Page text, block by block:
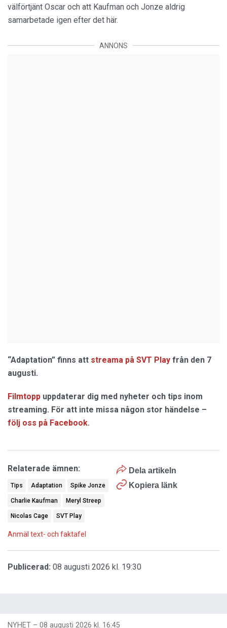
välförtjänt Oscar och att Kaufman och Jonze aldrig
samarbetade igen efter det här.
ANNONS
“Adaptation” finns att streama på SVT Play från den 7
augusti.
Filmtopp uppdaterar dig med nyheter och tips inom
streaming. För att inte missa någon stor händelse –
följ oss på Facebook.
Dela artikeln
Kopiera länk
Relaterade ämnen:
Tips Adaptation Spike Jonze
Charlie Kaufman Meryl Streep
Nicolas Cage SVT Play
Anmäl text- och faktafel
Publicerad: 08 augusti 2026 kl. 19:30
NYHET – 08 augusti 2026 kl. 16:45